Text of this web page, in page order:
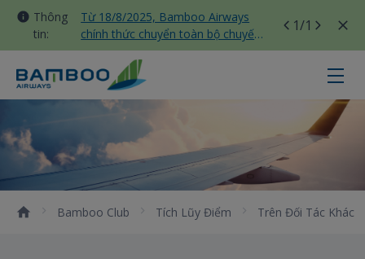
Thông
tin:
Từ 18/8/2025, Bamboo Airways
chính thức chuyển toàn bộ chuyến
bay nội địa sang nhà ga T3 Tân
Sơn Nhất
1/1
OCB - Bamboo Airways
Bamboo Club Tích Lũy Điểm Trên Đối Tác Khác